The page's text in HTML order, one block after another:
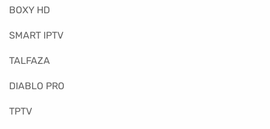
BOXY HD
SMART IPTV
TALFAZA
DIABLO PRO
TPTV